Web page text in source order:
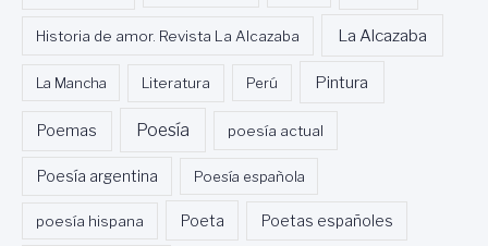
Historia de amor. Revista La Alcazaba La Alcazaba
La Mancha Literatura Perú Pintura
Poemas Poesía poesía actual
Poesía argentina Poesía española
poesía hispana Poeta Poetas españoles